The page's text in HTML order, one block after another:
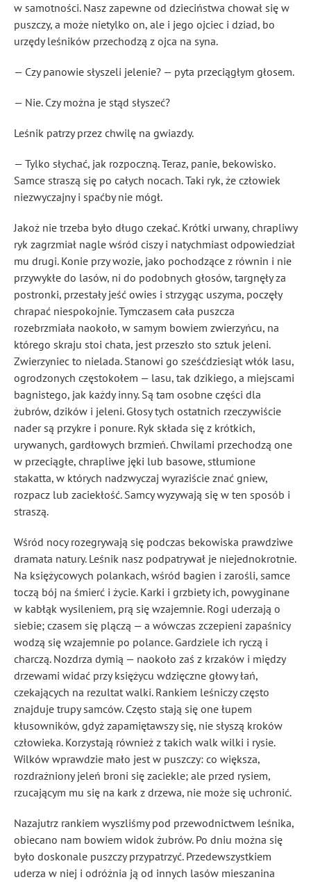
w samotności. Nasz zapewne od dzieciństwa chował się w
puszczy, a może nietylko on, ale i jego ojciec i dziad, bo
urzędy leśników przechodzą z ojca na syna.
— Czy panowie słyszeli jelenie? — pyta przeciągłym głosem.
— Nie. Czy można je stąd słyszeć?
Leśnik patrzy przez chwilę na gwiazdy.
— Tylko słychać, jak rozpoczną. Teraz, panie, bekowisko.
Samce straszą się po całych nocach. Taki ryk, że człowiek
niezwyczajny i spaćby nie mógł.
Jakoż nie trzeba było długo czekać. Krótki urwany, chrapliwy
ryk zagrzmiał nagle wśród ciszy i natychmiast odpowiedział
mu drugi. Konie przy wozie, jako pochodzące z równin i nie
przywykłe do lasów, ni do podobnych głosów, targnęły za
postronki, przestały jeść owies i strzygąc uszyma, poczęły
chrapać niespokojnie. Tymczasem cała puszcza
rozebrzmiała naokoło, w samym bowiem zwierzyńcu, na
którego skraju stoi chata, jest przeszło sto sztuk jeleni.
Zwierzyniec to nielada. Stanowi go sześćdziesiąt włók lasu,
ogrodzonych częstokołem — lasu, tak dzikiego, a miejscami
bagnistego, jak każdy inny. Są tam osobne części dla
żubrów, dzików i jeleni. Głosy tych ostatnich rzeczywiście
nader są przykre i ponure. Ryk składa się z krótkich,
urywanych, gardłowych brzmień. Chwilami przechodzą one
w przeciągłe, chrapliwe jęki lub basowe, stłumione
stakatta, w których nadzwyczaj wyraziście znać gniew,
rozpacz lub zaciekłość. Samcy wyzywają się w ten sposób i
straszą.
Wśród nocy rozegrywają się podczas bekowiska prawdziwe
dramata natury. Leśnik nasz podpatrywał je niejednokrotnie.
Na księżycowych polankach, wśród bagien i zarośli, samce
toczą bój na śmierć i życie. Karki i grzbiety ich, powyginane
w kabłąk wysileniem, prą się wzajemnie. Rogi uderzają o
siebie; czasem się plączą — a wówczas zczepieni zapaśnicy
wodzą się wzajemnie po polance. Gardziele ich ryczą i
charczą. Nozdrza dymią — naokoło zaś z krzaków i między
drzewami widać przy księżycu wdzięczne głowy łań,
czekających na rezultat walki. Rankiem leśniczy często
znajduje trupy samców. Często stają się one łupem
kłusowników, gdyż zapamiętawszy się, nie słyszą kroków
człowieka. Korzystają również z takich walk wilki i rysie.
Wilków wprawdzie mało jest w puszczy: co większa,
rozdrażniony jeleń broni się zaciekle; ale przed rysiem,
rzucającym mu się na kark z drzewa, nie może się uchronić.
Nazajutrz rankiem wyszliśmy pod przewodnictwem leśnika,
obiecano nam bowiem widok żubrów. Po dniu można się
było doskonale puszczy przypatrzyć. Przedewszystkiem
uderza w niej i odróżnia ją od innych lasów mieszanina